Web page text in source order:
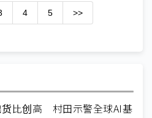
4 5 >>
货比创高 村田示警全球AI基